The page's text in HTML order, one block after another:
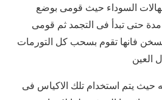
السوداء حيث قومى بوضع
حتى تبدأ فى التجمد ثم قومى
فانها تقوم بسحب كل التورمات
العين
حيث يتم استخدام تلك الاكياس فى